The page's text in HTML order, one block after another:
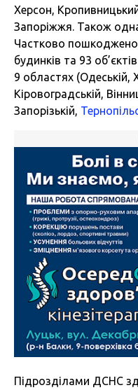
Херсон,
Запоріжжя. Також
Частково пошкоджено
будинків та 93
9 областях (Одеській,
Кіровоградській,
Запорізькій,
Підрозділами ДСНС